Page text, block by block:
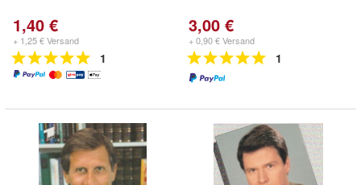
1,40 €
+ 1,25 € Versand
1
3,00 €
+ 0,90 € Versand
1